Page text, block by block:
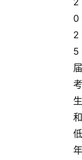
0
2
5
届
考
生
和
低
年